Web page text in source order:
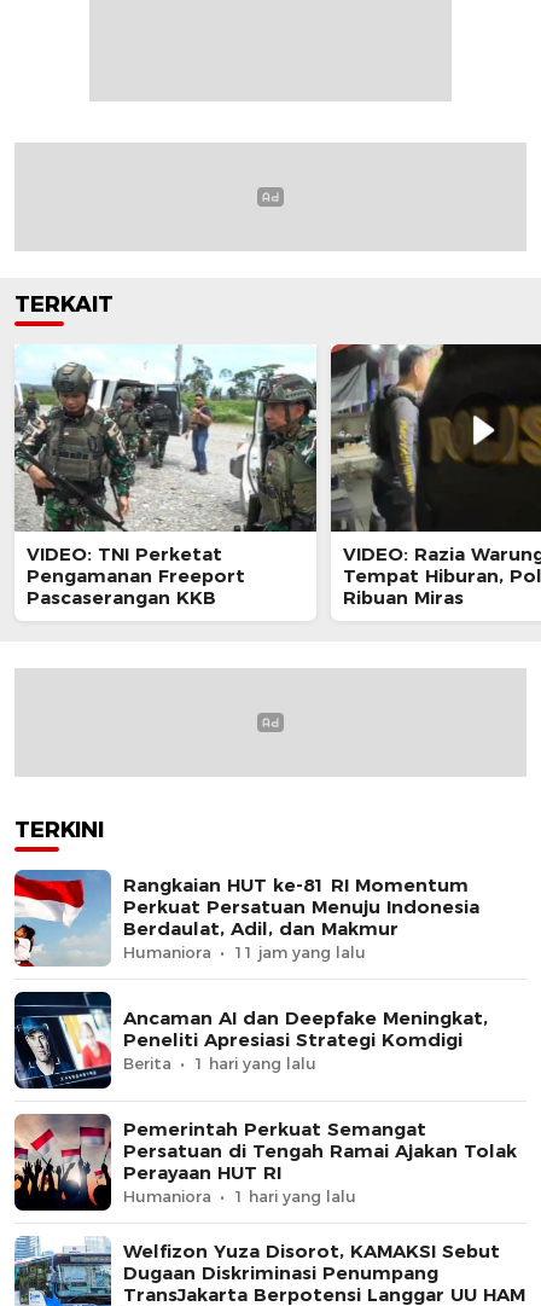
TERKAIT
VIDEO: TNI Perketat
Pengamanan Freeport
Pascaserangan KKB
VIDEO: Razia
Tempat Hiburan,
Ribuan Miras
TERKINI
Rangkaian HUT ke-81 RI Momentum
Perkuat Persatuan Menuju Indonesia
Berdaulat, Adil, dan Makmur
Humaniora 11 jam yang lalu
Ancaman AI dan Deepfake Meningkat,
Peneliti Apresiasi Strategi Komdigi
Berita 1 hari yang lalu
Pemerintah Perkuat Semangat
Persatuan di Tengah Ramai Ajakan Tolak
Perayaan HUT RI
Humaniora 1 hari yang lalu
Welfizon Yuza Disorot, KAMAKSI Sebut
Dugaan Diskriminasi Penumpang
TransJakarta Berpotensi Langgar UU HAM